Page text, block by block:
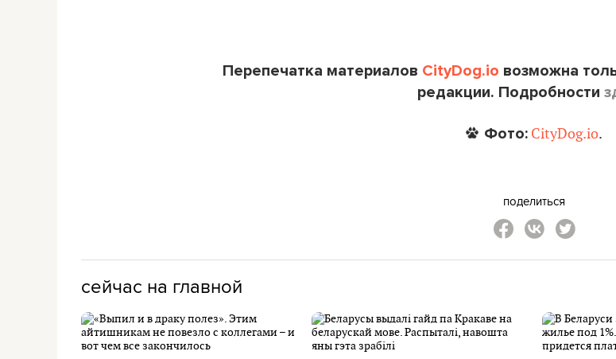
Перепечатка материалов CityDog.io возможна
редакции. Подробности
Фото: CityDog.io.
поделиться
сейчас на главной